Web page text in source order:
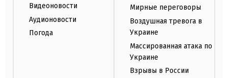
Видеоновости
Аудионовости
Погода
Мирные переговоры
Воздушная тревога в
Украине
Массированная атака по
Украине
Взрывы в России